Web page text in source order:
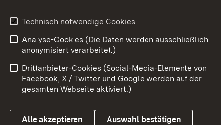
Impressum
Kontakt
Barrierefreiheit
Datenschutz
Cookies
Technisch notwendige Cookies
Analyse-Cookies (Die Daten werden ausschließlich
anonymisiert verarbeitet.)
Drittanbieter-Cookies (Social-Media-Elemente von
Facebook, X / Twitter und Google werden auf der
gesamten Webseite aktiviert.)
Alle akzeptieren Auswahl bestätigen